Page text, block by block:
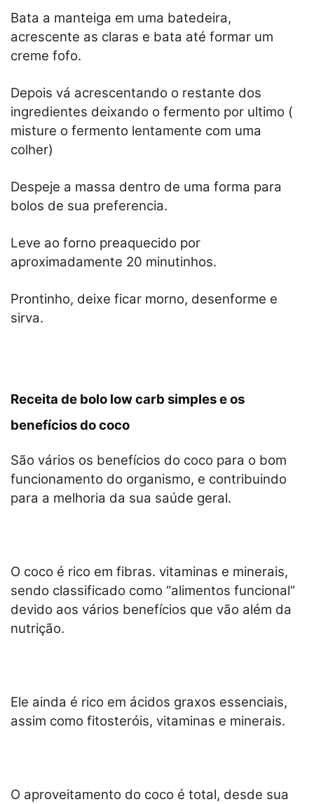
Bata a manteiga em uma batedeira,
acrescente as claras e bata até formar um
creme fofo.
Depois vá acrescentando o restante dos
ingredientes deixando o fermento por ultimo (
misture o fermento lentamente com uma
colher)
Despeje a massa dentro de uma forma para
bolos de sua preferencia.
Leve ao forno preaquecido por
aproximadamente 20 minutinhos.
Prontinho, deixe ficar morno, desenforme e
sirva.
Receita de bolo low carb simples e os
benefícios do coco
São vários os benefícios do coco para o bom
funcionamento do organismo, e contribuindo
para a melhoria da sua saúde geral.
O coco é rico em fibras. vitaminas e minerais,
sendo classificado como “alimentos funcional”
devido aos vários benefícios que vão além da
nutrição.
Ele ainda é rico em ácidos graxos essenciais,
assim como fitosteróis, vitaminas e minerais.
O aproveitamento do coco é total, desde sua